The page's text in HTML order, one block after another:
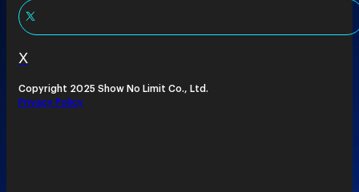
X
Copyright 2025 Show No Limit Co., Ltd.
Privacy Policy